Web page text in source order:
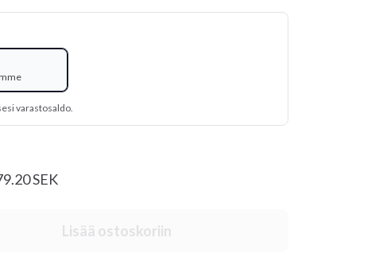
varastosaldo.
SEK
Lisää ostoskoriin